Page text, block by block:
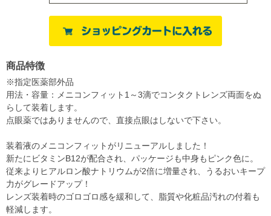
商品特徴
※指定医薬部外品
用法・容量：メニコンフィット1～3滴でコンタクトレンズ両面をぬ
らして装着します。
点眼薬ではありませんので、直接点眼はしないで下さい。
装着液のメニコンフィットがリニューアルしました！
新たにビタミンB12が配合され、パッケージも中身もピンク色に。
従来よりヒアルロン酸ナトリウムが2倍に増量され、うるおいキープ
力がグレードアップ！
レンズ装着時のゴロゴロ感を緩和して、脂質や化粧品汚れの付着も
軽減します。